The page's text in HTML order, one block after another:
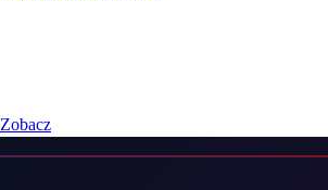
Zobacz